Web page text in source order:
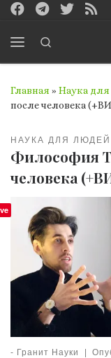
Перейти к
Главная » Наука
после человека
НАУКА ДЛЯ ЛЮДЕЙ
Философия
человека
- Гранит Науки |